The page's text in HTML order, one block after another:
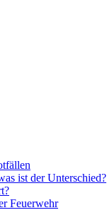
ist der Unterschied?
Feuerwehr